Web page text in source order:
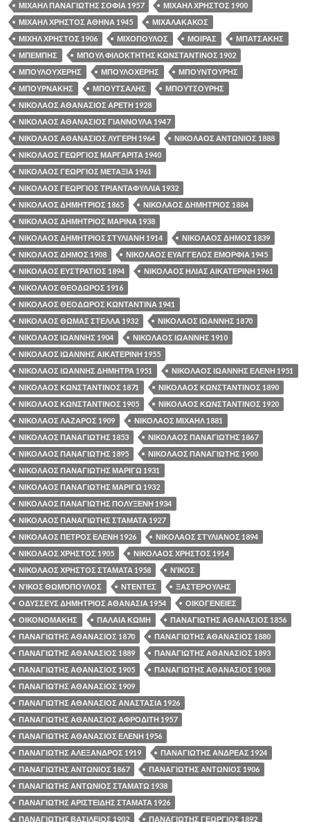
ΜΙΧΑΗΛ ΠΑΝΑΓΙΩΤΗΣ ΣΟΦΙΑ 1957
ΜΙΧΑΗΛ ΧΡΗΣΤΟΣ 1900
ΜΙΧΑΗΛ ΧΡΗΣΤΟΣ ΑΘΗΝΑ 1945
ΜΙΧΑΛΑΚΑΚΟΣ
ΜΙΧΗΛ ΧΡΗΣΤΟΣ 1906
ΜΙΧΟΠΟΥΛΟΣ ΜΟΙΡΑΣ
ΜΠΑΤΣΑΚΗΣ
ΜΠΕΜΠΗΣ
ΜΠΟΥΛ ΦΙΛΟΚΤΗΤΗΣ ΚΩΝΣΤΑΝΤΙΝΟΣ 1902
ΜΠΟΥΛΟΥΧΕΡΗΣ
ΜΠΟΥΛΟΧΕΡΗΣ
ΜΠΟΥΝΤΟΥΡΗΣ
ΜΠΟΥΡΝΑΚΗΣ
ΜΠΟΥΤΣΑΛΗΣ
ΜΠΟΥΤΣΟΥΡΗΣ
ΝΙΚΟΛΑΟΣ ΑΘΑΝΑΣΙΟΣ ΑΡΕΤΗ 1928
ΝΙΚΟΛΑΟΣ ΑΘΑΝΑΣΙΟΣ ΓΙΑΝΝΟΥΛΑ 1947
ΝΙΚΟΛΑΟΣ ΑΘΑΝΑΣΙΟΣ ΛΥΓΕΡΗ 1964
ΝΙΚΟΛΑΟΣ ΑΝΤΩΝΙΟΣ 1888
ΝΙΚΟΛΑΟΣ ΓΕΩΡΓΙΟΣ ΜΑΡΓΑΡΙΤΑ 1940
ΝΙΚΟΛΑΟΣ ΓΕΩΡΓΙΟΣ ΜΕΤΑΞΙΑ 1961
ΝΙΚΟΛΑΟΣ ΓΕΩΡΓΙΟΣ ΤΡΙΑΝΤΑΦΥΛΛΙΑ 1932
ΝΙΚΟΛΑΟΣ ΔΗΜΗΤΡΙΟΣ 1865
ΝΙΚΟΛΑΟΣ ΔΗΜΗΤΡΙΟΣ 1884
ΝΙΚΟΛΑΟΣ ΔΗΜΗΤΡΙΟΣ ΜΑΡΙΝΑ 1938
ΝΙΚΟΛΑΟΣ ΔΗΜΗΤΡΙΟΣ ΣΤΥΛΙΑΝΗ 1914
ΝΙΚΟΛΑΟΣ ΔΗΜΟΣ 1839
ΝΙΚΟΛΑΟΣ ΔΗΜΟΣ 1908
ΝΙΚΟΛΑΟΣ ΕΥΑΓΓΕΛΟΣ ΕΜΟΡΦΙΑ 1945
ΝΙΚΟΛΑΟΣ ΕΥΣΤΡΑΤΙΟΣ 1894
ΝΙΚΟΛΑΟΣ ΗΛΙΑΣ ΑΙΚΑΤΕΡΙΝΗ 1961
ΝΙΚΟΛΑΟΣ ΘΕΟΔΩΡΟΣ 1916
ΝΙΚΟΛΑΟΣ ΘΕΟΔΩΡΟΣ ΚΩΝΤΑΝΤΙΝΑ 1941
ΝΙΚΟΛΑΟΣ ΘΩΜΑΣ ΣΤΕΛΛΑ 1932
ΝΙΚΟΛΑΟΣ ΙΩΑΝΝΗΣ 1870
ΝΙΚΟΛΑΟΣ ΙΩΑΝΝΗΣ 1904
ΝΙΚΟΛΑΟΣ ΙΩΑΝΝΗΣ 1910
ΝΙΚΟΛΑΟΣ ΙΩΑΝΝΗΣ ΑΙΚΑΤΕΡΙΝΗ 1955
ΝΙΚΟΛΑΟΣ ΙΩΑΝΝΗΣ ΔΗΜΗΤΡΑ 1951
ΝΙΚΟΛΑΟΣ ΙΩΑΝΝΗΣ ΕΛΕΝΗ 1951
ΝΙΚΟΛΑΟΣ ΚΩΝΣΤΑΝΤΙΝΟΣ 1871
ΝΙΚΟΛΑΟΣ ΚΩΝΣΤΑΝΤΙΝΟΣ 1890
ΝΙΚΟΛΑΟΣ ΚΩΝΣΤΑΝΤΙΝΟΣ 1905
ΝΙΚΟΛΑΟΣ ΚΩΝΣΤΑΝΤΙΝΟΣ 1920
ΝΙΚΟΛΑΟΣ ΛΑΖΑΡΟΣ 1909
ΝΙΚΟΛΑΟΣ ΜΙΧΑΗΛ 1881
ΝΙΚΟΛΑΟΣ ΠΑΝΑΓΙΩΤΗΣ 1853
ΝΙΚΟΛΑΟΣ ΠΑΝΑΓΙΩΤΗΣ 1867
ΝΙΚΟΛΑΟΣ ΠΑΝΑΓΙΩΤΗΣ 1895
ΝΙΚΟΛΑΟΣ ΠΑΝΑΓΙΩΤΗΣ 1900
ΝΙΚΟΛΑΟΣ ΠΑΝΑΓΙΩΤΗΣ ΜΑΡΙΓΩ 1931
ΝΙΚΟΛΑΟΣ ΠΑΝΑΓΙΩΤΗΣ ΜΑΡΙΓΩ 1932
ΝΙΚΟΛΑΟΣ ΠΑΝΑΓΙΩΤΗΣ ΠΟΛΥΞΕΝΗ 1934
ΝΙΚΟΛΑΟΣ ΠΑΝΑΓΙΩΤΗΣ ΣΤΑΜΑΤΑ 1927
ΝΙΚΟΛΑΟΣ ΠΕΤΡΟΣ ΕΛΕΝΗ 1926
ΝΙΚΟΛΑΟΣ ΣΤΥΛΙΑΝΟΣ 1894
ΝΙΚΟΛΑΟΣ ΧΡΗΣΤΟΣ 1905
ΝΙΚΟΛΑΟΣ ΧΡΗΣΤΟΣ 1914
ΝΙΚΟΛΑΟΣ ΧΡΗΣΤΟΣ ΣΤΑΜΑΤΑ 1958
ΝΊΚΟΣ
ΝΊΚΟΣ ΘΩΜΌΠΟΥΛΟΣ
ΝΤΕΝΤΕΣ
ΞΑΣΤΕΡΟΥΛΗΣ
ΟΔΥΣΣΕΥΣ ΔΗΜΗΤΡΙΟΣ ΑΘΑΝΑΣΙΑ 1954
ΟΙΚΟΓΕΝΕΙΕΣ
ΟΙΚΟΝΟΜΑΚΗΣ
ΠΑΛΑΙΑ ΚΩΜΗ
ΠΑΝΑΓΙΩΤΗΣ ΑΘΑΝΑΣΙΟΣ 1856
ΠΑΝΑΓΙΩΤΗΣ ΑΘΑΝΑΣΙΟΣ 1870
ΠΑΝΑΓΙΩΤΗΣ ΑΘΑΝΑΣΙΟΣ 1880
ΠΑΝΑΓΙΩΤΗΣ ΑΘΑΝΑΣΙΟΣ 1889
ΠΑΝΑΓΙΩΤΗΣ ΑΘΑΝΑΣΙΟΣ 1893
ΠΑΝΑΓΙΩΤΗΣ ΑΘΑΝΑΣΙΟΣ 1905
ΠΑΝΑΓΙΩΤΗΣ ΑΘΑΝΑΣΙΟΣ 1908
ΠΑΝΑΓΙΩΤΗΣ ΑΘΑΝΑΣΙΟΣ 1909
ΠΑΝΑΓΙΩΤΗΣ ΑΘΑΝΑΣΙΟΣ ΑΝΑΣΤΑΣΙΑ 1926
ΠΑΝΑΓΙΩΤΗΣ ΑΘΑΝΑΣΙΟΣ ΑΦΡΟΔΙΤΗ 1957
ΠΑΝΑΓΙΩΤΗΣ ΑΘΑΝΑΣΙΟΣ ΕΛΕΝΗ 1956
ΠΑΝΑΓΙΩΤΗΣ ΑΛΕΞΑΝΔΡΟΣ 1919
ΠΑΝΑΓΙΩΤΗΣ ΑΝΔΡΕΑΣ 1924
ΠΑΝΑΓΙΩΤΗΣ ΑΝΤΩΝΙΟΣ 1867
ΠΑΝΑΓΙΩΤΗΣ ΑΝΤΩΝΙΟΣ 1906
ΠΑΝΑΓΙΩΤΗΣ ΑΝΤΩΝΙΟΣ ΣΤΑΜΑΤΩ 1938
ΠΑΝΑΓΙΩΤΗΣ ΑΡΙΣΤΕΙΔΗΣ ΣΤΑΜΑΤΑ 1926
ΠΑΝΑΓΙΩΤΗΣ ΒΑΣΙΛΕΙΟΣ 1902
ΠΑΝΑΓΙΩΤΗΣ ΓΕΩΡΓΙΟΣ 1892